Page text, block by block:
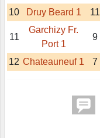
10
Druy Beard 1 11
11
Garchizy Fr.
Port 1
9
12 Chateauneuf 1 7